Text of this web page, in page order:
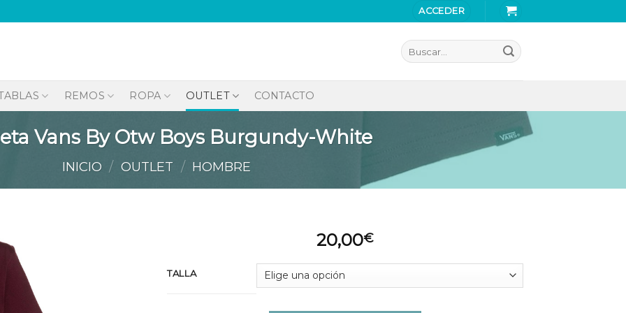
ACCEDER
Buscar
por:
REMOS ROPA OUTLET CONTACTO
Vans By Otw Boys Burgundy-White
INICIO / OUTLET / HOMBRE
deseos
20,00€
TALLA